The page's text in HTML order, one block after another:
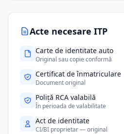
Acte necesare ITP
Carte de identitate auto
Original sau copie conformă
Certificat de înmatriculare
Document original
Poliță RCA valabilă
În perioada de valabilitate
Act de identitate
CI/BI proprietar — original